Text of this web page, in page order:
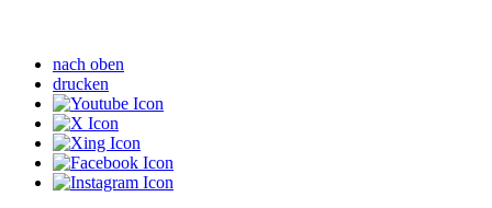
nach oben
drucken